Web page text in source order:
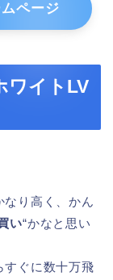
ページ
ワイトLV
なり高く、かん
い“かなと思い
すぐに数十万飛